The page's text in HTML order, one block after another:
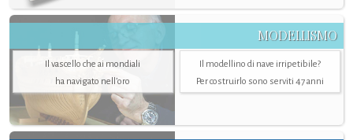
MODELLISMO
Il vascello che ai mondiali
ha navigato nell’oro
Il modellino di nave irripetibile?
Per costruirlo sono serviti 47 anni